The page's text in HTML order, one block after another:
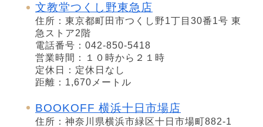
文教堂つくし野東急店
住所：東京都町田市つくし野1丁目30番1号 東
急ストア2階
電話番号：042-850-5418
営業時間：１０時から２１時
定休日：定休日なし
距離：1,670メートル
BOOKOFF 横浜十日市場店
住所：神奈川県横浜市緑区十日市場町882-1